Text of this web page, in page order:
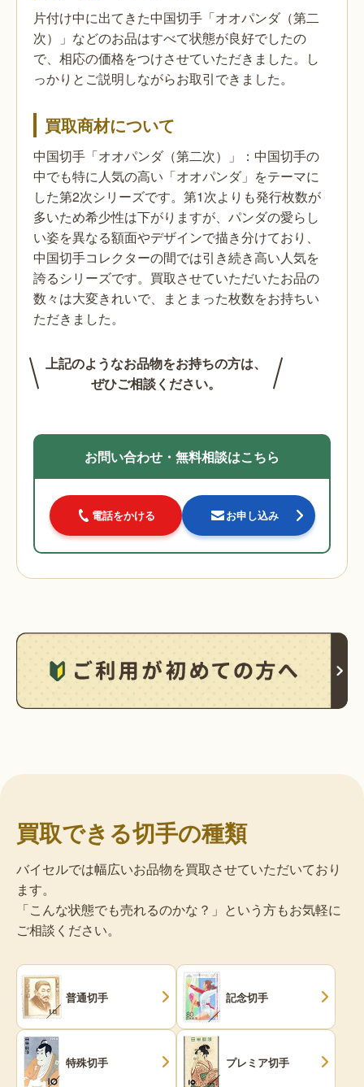
片付け中に出てきた中国切手「オオパンダ（第二
次）」などのお品はすべて状態が良好でしたの
で、相応の価格をつけさせていただきました。し
っかりとご説明しながらお取引できました。
買取商材について
中国切手「オオパンダ（第二次）」：中国切手の
中でも特に人気の高い「オオパンダ」をテーマに
した第2次シリーズです。第1次よりも発行枚数が
多いため希少性は下がりますが、パンダの愛らし
い姿を異なる額面やデザインで描き分けており、
中国切手コレクターの間では引き続き高い人気を
誇るシリーズです。買取させていただいたお品の
数々は大変きれいで、まとまった枚数をお持ちい
ただきました。
上記のようなお品物をお持ちの方は、
ぜひご相談ください。
お問い合わせ・無料相談はこちら
電話をかける お申し込み
買取できる切手の種類
バイセルでは幅広いお品物を買取させていただいており
ます。
「こんな状態でも売れるのかな？」という方もお気軽に
ご相談ください。
普通切手 記念切手
特殊切手 プレミア切手